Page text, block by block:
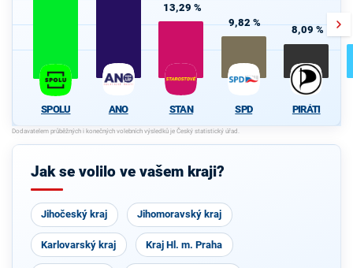
SPOLU ANO
13,29 %
STAN
9,82 %
SPD
8,09 %
PIRÁTI
Jak se volilo ve vašem kraji?
Jihočeský kraj Jihomoravský kraj
Karlovarský kraj Kraj Hl. m. Praha